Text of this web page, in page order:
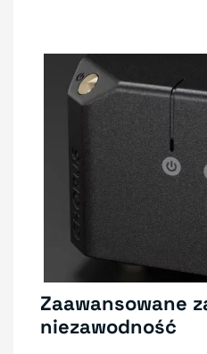
Zaawansowane
niezawodność